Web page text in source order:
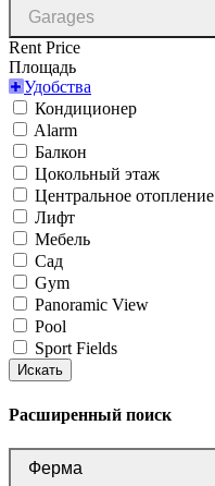
Garages
Rent Price
Площадь
Удобства
Кондиционер
Alarm
Балкон
Цокольный этаж
Центральное отопление
Лифт
Мебель
Сад
Gym
Panoramic View
Pool
Sport Fields
Искать
Расширенный поиск
Тип
недвижимости
Ферма